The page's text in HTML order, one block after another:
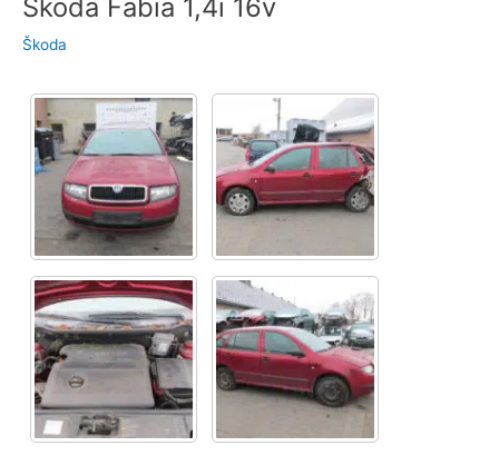
Škoda Fabia 1,4i 16v
Škoda